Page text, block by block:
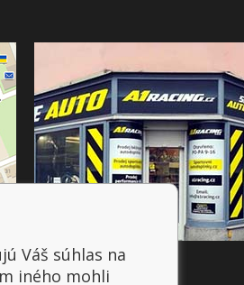
Váš súhlas na
iného mohli